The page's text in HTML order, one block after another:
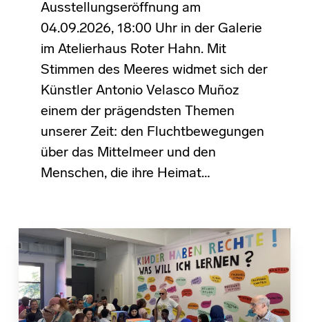
Ausstellungseröffnung am
04.09.2026, 18:00 Uhr in der Galerie
im Atelierhaus Roter Hahn. Mit
Stimmen des Meeres widmet sich der
Künstler Antonio Velasco Muñoz
einem der prägendsten Themen
unserer Zeit: den Fluchtbewegungen
über das Mittelmeer und den
Menschen, die ihre Heimat…